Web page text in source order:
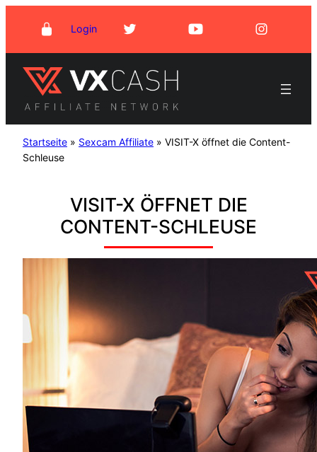
springen
Login
Startseite » Sexcam Affiliate » VISIT-X öffnet die Content-
Schleuse
VISIT-X ÖFFNET DIE
CONTENT-SCHLEUSE